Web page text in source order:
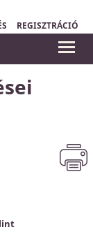
REGISZTRÁCIÓ
valami homályos